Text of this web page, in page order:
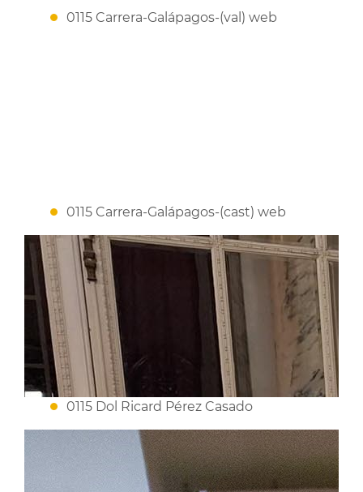
0115 Carrera-Galápagos-(val) web
0115 Carrera-Galápagos-(cast) web
0115 Dol Ricard Pérez Casado